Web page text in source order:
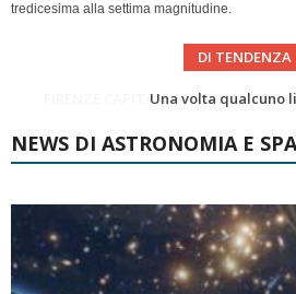
tredicesima alla settima magnitudine.
DI TENDENZA
Cielo del Mese di
NEWS DI ASTRONOMIA E